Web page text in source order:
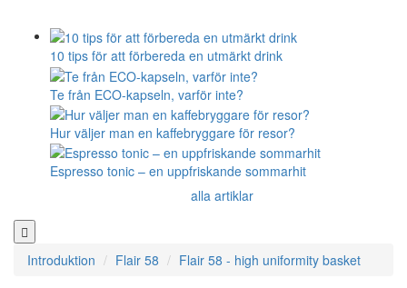
10 tips för att förbereda en utmärkt drink
Te från ECO-kapseln, varför inte?
Hur väljer man en kaffebryggare för resor?
Espresso tonic – en uppfriskande sommarhit
alla artiklar
Introduktion Flair 58 Flair 58 - high uniformity basket